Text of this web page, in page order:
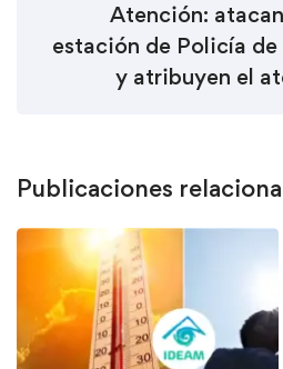
Atención:
estación de Policía
y atribuyen el
Publicaciones